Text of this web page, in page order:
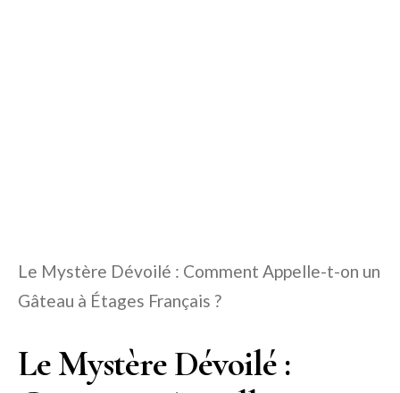
Le Mystère Dévoilé : Comment Appelle-t-on un
Gâteau à Étages Français ?
Le Mystère Dévoilé :